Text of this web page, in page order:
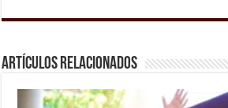
Artículos relacionados